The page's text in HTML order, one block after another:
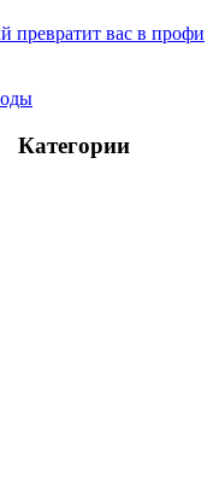
превратит вас в профи
Категории